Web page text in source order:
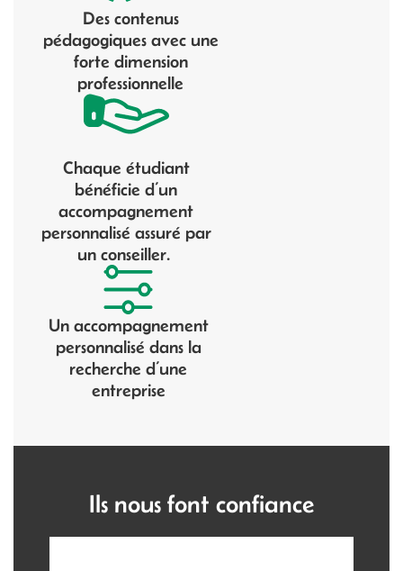
Des contenus
pédagogiques avec une
forte dimension
professionnelle
Chaque étudiant
bénéficie d’un
accompagnement
personnalisé assuré par
un conseiller.
Un accompagnement
personnalisé dans la
recherche d’une
entreprise
Ils nous font confiance